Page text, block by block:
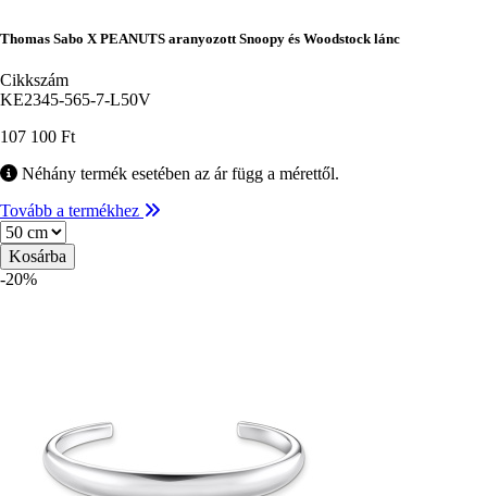
Thomas Sabo X PEANUTS aranyozott Snoopy és Woodstock lánc
Cikkszám
KE2345-565-7-L50V
107 100 Ft
Néhány termék esetében az ár függ a mérettől.
Tovább a termékhez
Méret
-20%